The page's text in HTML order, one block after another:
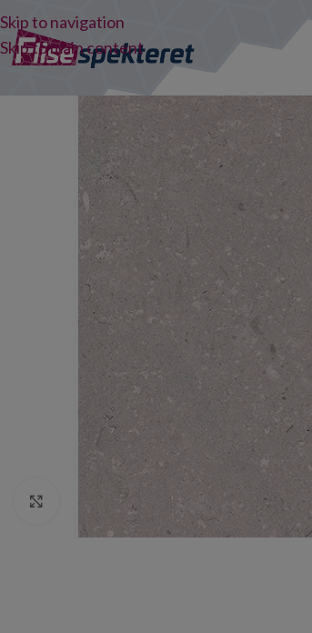
Skip to navigation
Skip to main content
Click to enlarge